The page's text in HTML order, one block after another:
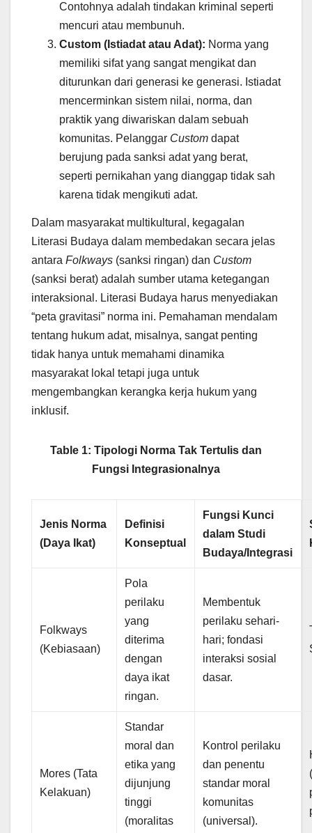
Contohnya adalah tindakan kriminal seperti
mencuri atau membunuh.
Custom (Istiadat atau Adat): Norma yang
memiliki sifat yang sangat mengikat dan
diturunkan dari generasi ke generasi. Istiadat
mencerminkan sistem nilai, norma, dan
praktik yang diwariskan dalam sebuah
komunitas. Pelanggar Custom dapat
berujung pada sanksi adat yang berat,
seperti pernikahan yang dianggap tidak sah
karena tidak mengikuti adat.
Dalam masyarakat multikultural, kegagalan
Literasi Budaya dalam membedakan secara jelas
antara Folkways (sanksi ringan) dan Custom
(sanksi berat) adalah sumber utama ketegangan
interaksional. Literasi Budaya harus menyediakan
“peta gravitasi” norma ini. Pemahaman mendalam
tentang hukum adat, misalnya, sangat penting
tidak hanya untuk memahami dinamika
masyarakat lokal tetapi juga untuk
mengembangkan kerangka kerja hukum yang
inklusif.
Table 1: Tipologi Norma Tak Tertulis dan
Fungsi Integrasionalnya
Jenis Norma
(Daya Ikat)
Definisi
Konseptual
Fungsi Kunci
dalam Studi
Budaya/Integrasi
Folkways
(Kebiasaan)
Pola
perilaku
yang
diterima
dengan
daya ikat
ringan.
Membentuk
perilaku sehari-
hari; fondasi
interaksi sosial
dasar.
Mores (Tata
Kelakuan)
Standar
moral dan
etika yang
dijunjung
tinggi
(moralitas
Kontrol perilaku
dan penentu
standar moral
komunitas
(universal).